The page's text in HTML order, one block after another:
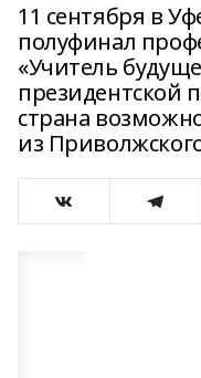
11 сентября в
полуфинал
«Учитель
президентской
страна
из